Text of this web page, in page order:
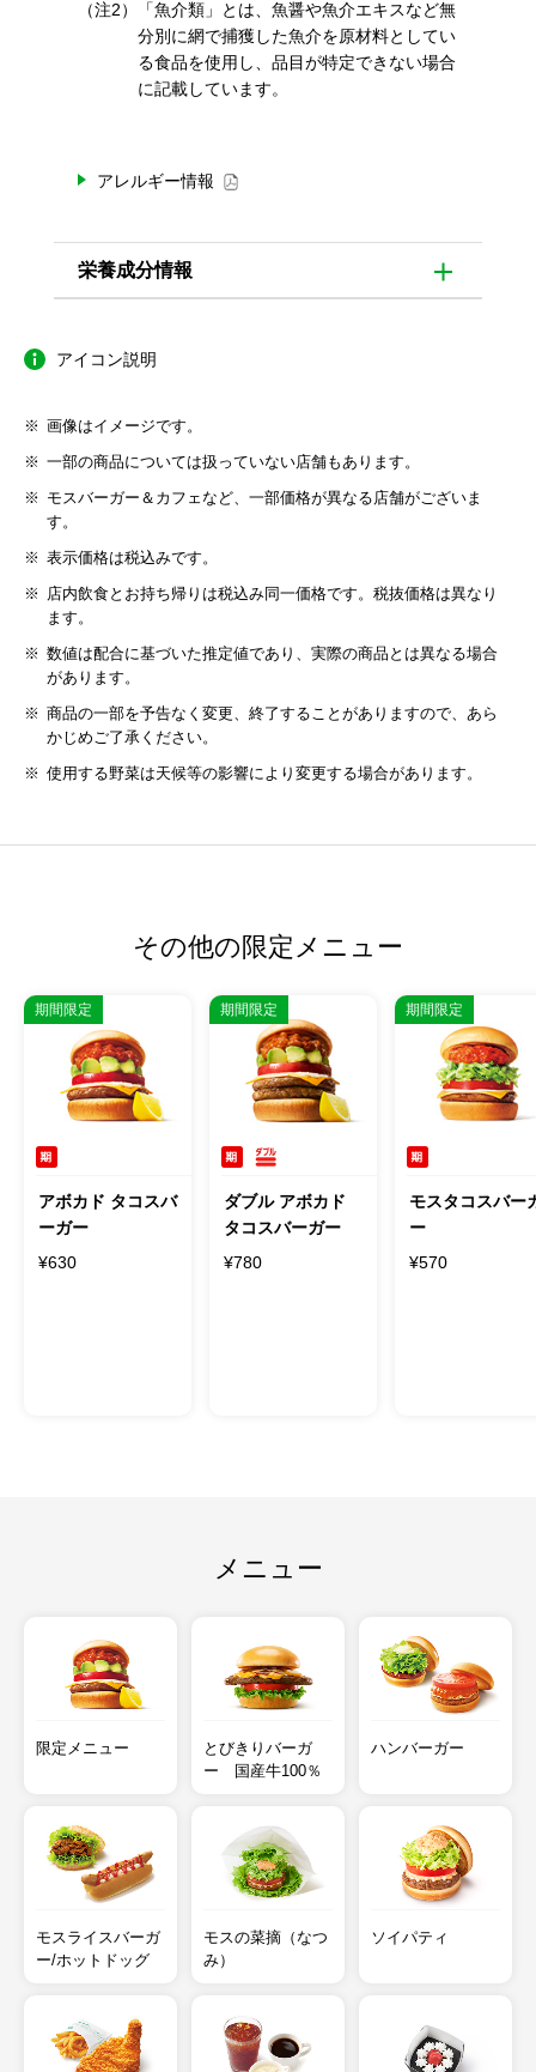
（注2）
「魚介類」とは、魚醤や魚介エキスなど無
分別に網で捕獲した魚介を原材料としてい
る食品を使用し、品目が特定できない場合
に記載しています。
アレルギー情報
栄養成分情報
アイコン説明
画像はイメージです。
一部の商品については扱っていない店舗もあります。
モスバーガー＆カフェなど、一部価格が異なる店舗がございま
す。
表示価格は税込みです。
店内飲食とお持ち帰りは税込み同一価格です。税抜価格は異なり
ます。
数値は配合に基づいた推定値であり、実際の商品とは異なる場合
があります。
商品の一部を予告なく変更、終了することがありますので、あら
かじめご了承ください。
使用する野菜は天候等の影響により変更する場合があります。
その他の限定メニュー
アボカド タコスバ
ーガー
¥630
期間限定
ダブル アボカド
タコスバーガー
¥780
期間限定
モスタコスバー
ー
¥570
期間限定
メニュー
限定メニュー
とびきりバーガ
ー 国産牛100％
ハンバーガー
モスライスバーガ
ー/ホットドッグ
モスの菜摘（なつ
み）
ソイパティ